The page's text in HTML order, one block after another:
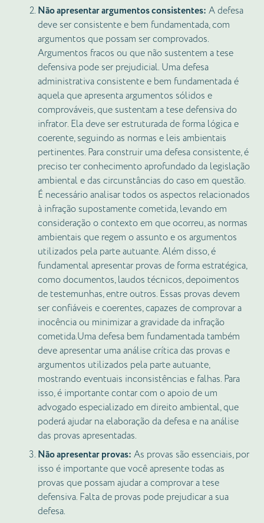
Não apresentar argumentos consistentes: A defesa
deve ser consistente e bem fundamentada, com
argumentos que possam ser comprovados.
Argumentos fracos ou que não sustentem a tese
defensiva pode ser prejudicial. Uma defesa
administrativa consistente e bem fundamentada é
aquela que apresenta argumentos sólidos e
comprováveis, que sustentam a tese defensiva do
infrator. Ela deve ser estruturada de forma lógica e
coerente, seguindo as normas e leis ambientais
pertinentes. Para construir uma defesa consistente, é
preciso ter conhecimento aprofundado da legislação
ambiental e das circunstâncias do caso em questão.
É necessário analisar todos os aspectos relacionados
à infração supostamente cometida, levando em
consideração o contexto em que ocorreu, as normas
ambientais que regem o assunto e os argumentos
utilizados pela parte autuante. Além disso, é
fundamental apresentar provas de forma estratégica,
como documentos, laudos técnicos, depoimentos
de testemunhas, entre outros. Essas provas devem
ser confiáveis e coerentes, capazes de comprovar a
inocência ou minimizar a gravidade da infração
cometida.Uma defesa bem fundamentada também
deve apresentar uma análise crítica das provas e
argumentos utilizados pela parte autuante,
mostrando eventuais inconsistências e falhas. Para
isso, é importante contar com o apoio de um
advogado especializado em direito ambiental, que
poderá ajudar na elaboração da defesa e na análise
das provas apresentadas.
Não apresentar provas: As provas são essenciais, por
isso é importante que você apresente todas as
provas que possam ajudar a comprovar a tese
defensiva. Falta de provas pode prejudicar a sua
defesa.